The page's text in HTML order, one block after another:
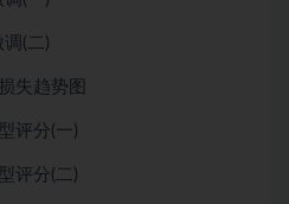
(二)
失趋势图
评分(一)
评分(二)